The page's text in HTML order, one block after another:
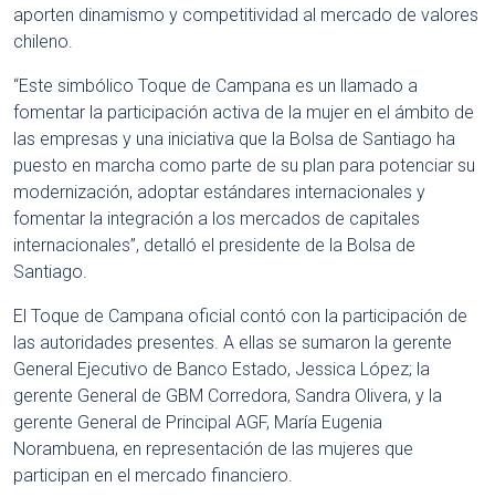
aporten dinamismo y competitividad al mercado de valores
chileno.
“Este simbólico Toque de Campana es un llamado a
fomentar la participación activa de la mujer en el ámbito de
las empresas y una iniciativa que la Bolsa de Santiago ha
puesto en marcha como parte de su plan para potenciar su
modernización, adoptar estándares internacionales y
fomentar la integración a los mercados de capitales
internacionales”, detalló el presidente de la Bolsa de
Santiago.
El Toque de Campana oficial contó con la participación de
las autoridades presentes. A ellas se sumaron la gerente
General Ejecutivo de Banco Estado, Jessica López; la
gerente General de GBM Corredora, Sandra Olivera, y la
gerente General de Principal AGF, María Eugenia
Norambuena, en representación de las mujeres que
participan en el mercado financiero.